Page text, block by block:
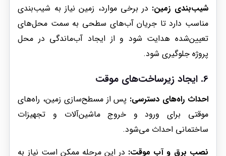
شیب‌بندی زمین: در برخی موارد، زمین نیاز به شیب‌بندی
مناسب دارد تا جریان آب‌های سطحی به سمت محل‌های
تعیین‌شده هدایت شود و از ایجاد آب‌ماندگی در محل
پروژه جلوگیری شود.
6. ایجاد زیرساخت‌های موقت
احداث راه‌های دسترسی: پس از مسطح‌سازی زمین، راه‌های
موقتی برای ورود و خروج ماشین‌آلات و تجهیزات
ساختمانی احداث می‌شود.
نصب برق و آب موقت: در این مرحله ممکن است نیاز به